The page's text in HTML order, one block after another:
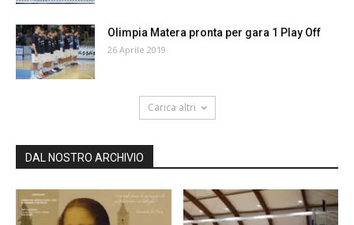
Olimpia Matera pronta per gara 1 Play Off
26 Aprile 2019
Carica altri
DAL NOSTRO ARCHIVIO